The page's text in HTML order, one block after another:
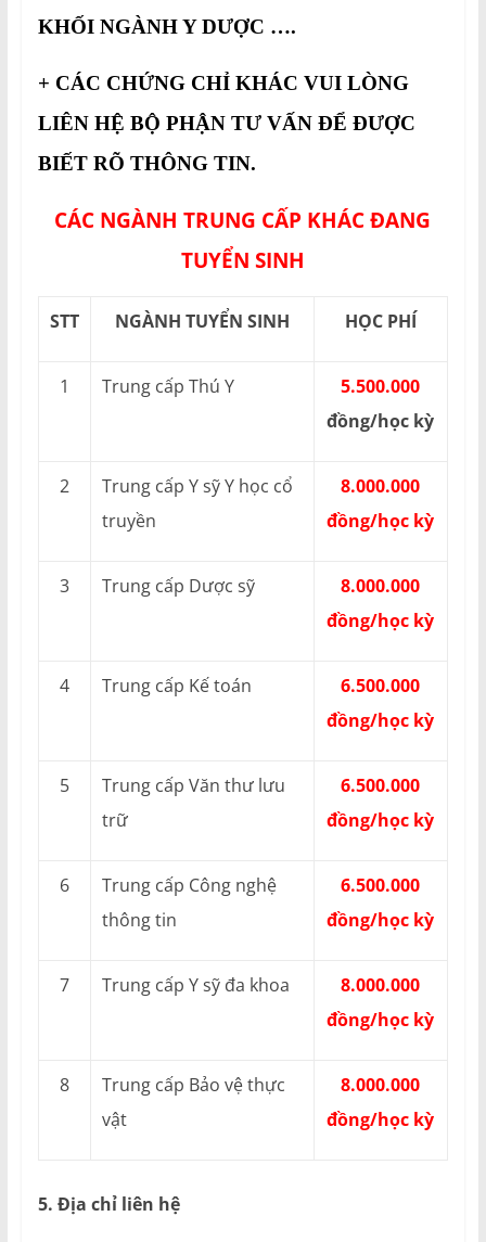
KHỐI NGÀNH Y DƯỢC ….
+ CÁC CHỨNG CHỈ KHÁC VUI LÒNG
LIÊN HỆ BỘ PHẬN TƯ VẤN ĐỂ ĐƯỢC
BIẾT RÕ THÔNG TIN.
CÁC NGÀNH TRUNG CẤP KHÁC ĐANG
TUYỂN SINH
STT NGÀNH TUYỂN SINH HỌC PHÍ
1 Trung cấp Thú Y
5.500.000
đồng/học kỳ
2
Trung cấp Y sỹ Y học cổ
truyền
8.000.000
đồng/học kỳ
3 Trung cấp Dược sỹ
8.000.000
đồng/học kỳ
4 Trung cấp Kế toán
6.500.000
đồng/học kỳ
5
Trung cấp Văn thư lưu
trữ
6.500.000
đồng/học kỳ
6
Trung cấp Công nghệ
thông tin
6.500.000
đồng/học kỳ
7 Trung cấp Y sỹ đa khoa
8.000.000
đồng/học kỳ
8
Trung cấp Bảo vệ thực
vật
8.000.000
đồng/học kỳ
5. Địa chỉ liên hệ